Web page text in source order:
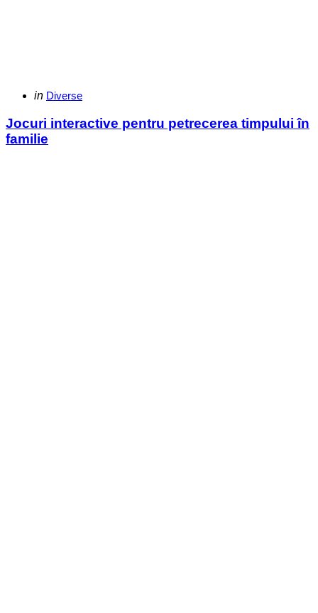
Categories
Posted
in Diverse
Jocuri interactive pentru petrecerea timpului în
familie